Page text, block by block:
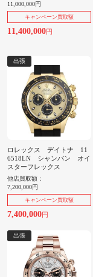
11,000,000円
キャンペーン買取額
11,400,000円
出張
ロレックス デイトナ 11
6518LN シャンパン オイ
スターフレックス
他店買取額：
7,200,000円
キャンペーン買取額
7,400,000円
出張